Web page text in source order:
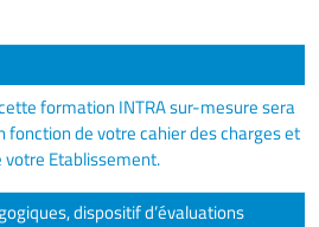
formation INTRA sur-mesure sera
de votre cahier des charges et
votre Etablissement.
dispositif d’évaluations